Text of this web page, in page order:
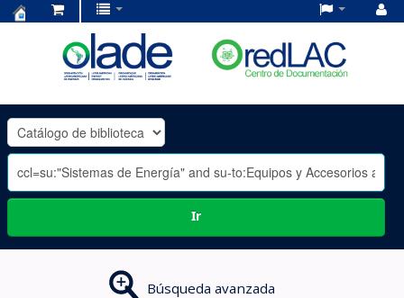
OLADE
-
Ir
Búsqueda avanzada